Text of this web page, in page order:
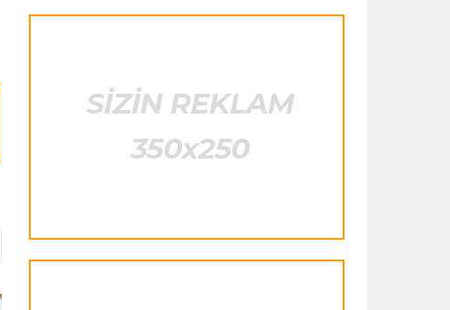
"Antonelli çox etibarlı pilota çevrilib"
"Antonelli mövsümün ən yaxşı